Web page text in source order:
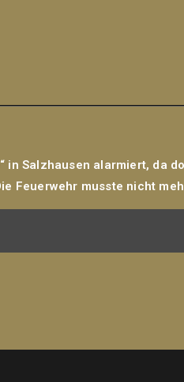
in Salzhausen alarmiert, da
Feuerwehr musste nicht